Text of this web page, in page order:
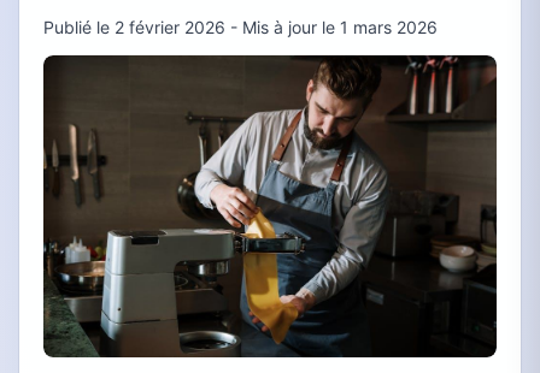
Publié le 2 février 2026 - Mis à jour le 1 mars 2026